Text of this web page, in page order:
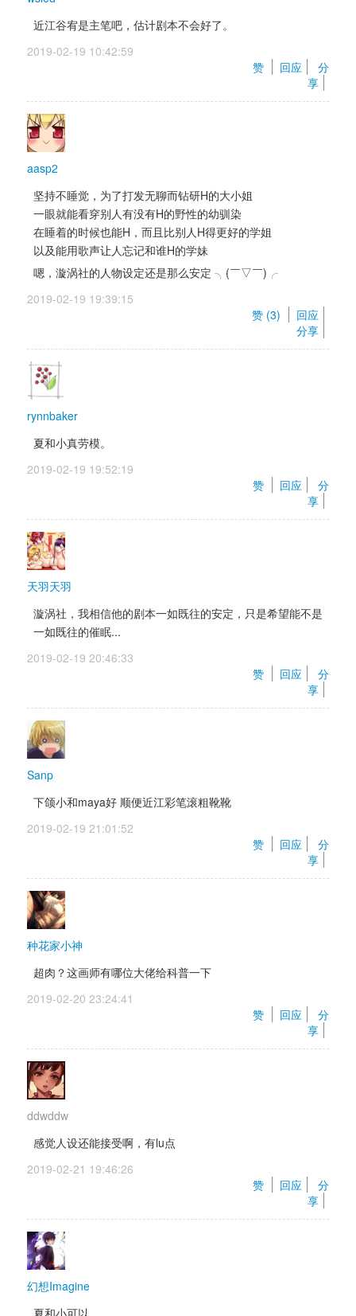
近江谷宥是主笔吧，估计剧本不会好了。
2019-02-19 10:42:59
赞
回应
分
享
aasp2
坚持不睡觉，为了打发无聊而钻研H的大小姐
一眼就能看穿别人有没有H的野性的幼驯染
在睡着的时候也能H，而且比别人H得更好的学姐
以及能用歌声让人忘记和谁H的学妹
嗯，漩涡社的人物设定还是那么安定 ╮(￣▽￣)╭
2019-02-19 19:39:15
赞 (3)
回应
分享
rynnbaker
夏和小真劳模。
2019-02-19 19:52:19
赞
回应
分
享
天羽天羽
漩涡社，我相信他的剧本一如既往的安定，只是希望能不是
一如既往的催眠...
2019-02-19 20:46:33
赞
回应
分
享
Sanp
下颌小和maya好 顺便近江彩笔滚粗靴靴
2019-02-19 21:01:52
赞
回应
分
享
种花家小神
超肉？这画师有哪位大佬给科普一下
2019-02-20 23:24:41
赞
回应
分
享
ddwddw
感觉人设还能接受啊，有lu点
2019-02-21 19:46:26
赞
回应
分
享
幻想Imagine